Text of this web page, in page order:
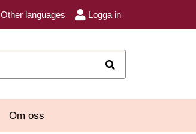
Other languages Logga in
Om oss